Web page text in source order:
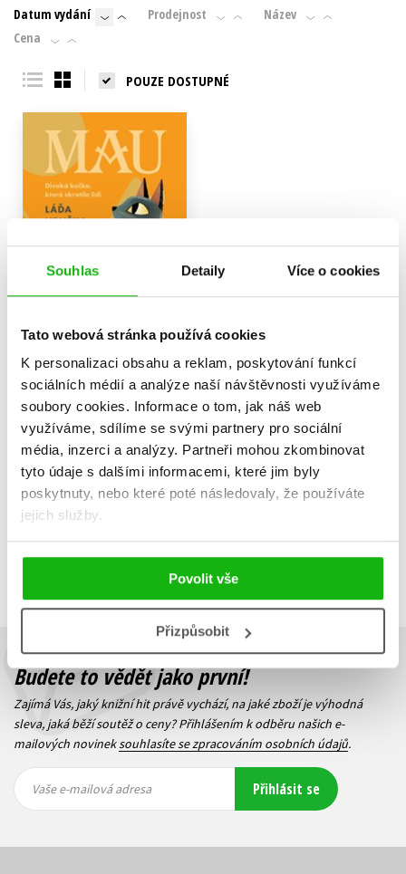
Souhlas Detaily Více o cookies
Tato webová stránka používá cookies
K personalizaci obsahu a reklam, poskytování funkcí
sociálních médií a analýze naší návštěvnosti využíváme
soubory cookies. Informace o tom, jak náš web
využíváme, sdílíme se svými partnery pro sociální
média, inzerci a analýzy. Partneři mohou zkombinovat
tyto údaje s dalšími informacemi, které jim byly
poskytnuty, nebo které poté následovaly, že používáte
jejich služby.
Povolit vše
Přizpůsobit
Datum vydání Prodejnost
Název
Cena
POUZE DOSTUPNÉ
Mau
Ladislav Hruška
279 Kč349 Kč
Do košíku
Zobrazuji 1 až 1 z celkem 1 záznamů
Předchozí 1
Budete to vědět jako první!
Zajímá Vás, jaký knižní hit právě vychází, na jaké zboží je výhodná
sleva, jaká běží soutěž o ceny? Přihlášením k odběru našich e-
mailových novineksouhlasíte se zpracováním osobních údajů.
mailová
mailová
Vaše e-mailová adresa Přihlásit se